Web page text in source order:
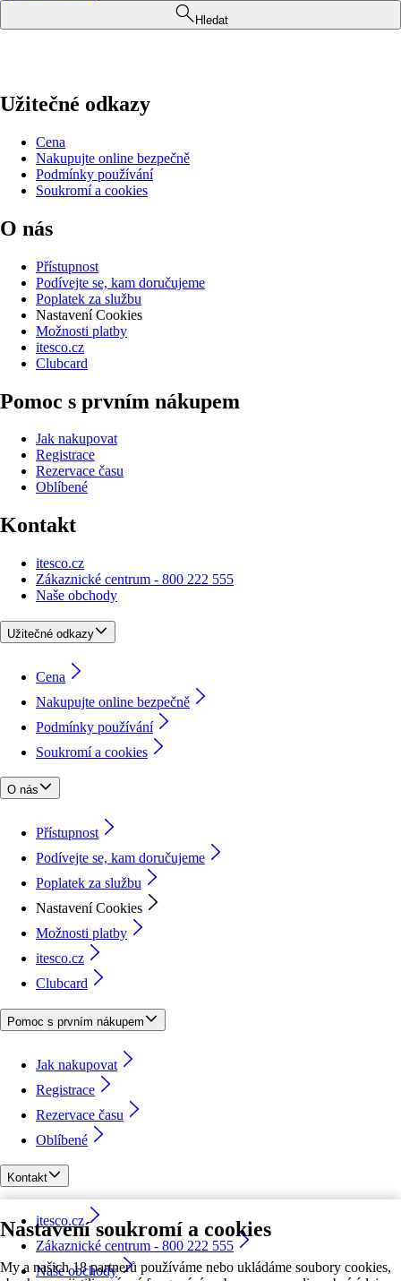
Nastavení soukromí a cookies
My a našich 18 partnerů používáme nebo ukládáme soubory cookies,
Hledat
Užitečné odkazy
Cena
Nakupujte online bezpečně
Podmínky používání
Soukromí a cookies
O nás
Přístupnost
Podívejte se, kam doručujeme
Poplatek za službu
Nastavení Cookies
Možnosti platby
itesco.cz
Clubcard
Pomoc s prvním nákupem
Jak nakupovat
Registrace
Rezervace času
Oblíbené
Kontakt
itesco.cz
Zákaznické centrum - 800 222 555
Naše obchody
Užitečné odkazy
Cena
Nakupujte online bezpečně
Podmínky používání
Soukromí a cookies
O nás
Přístupnost
Podívejte se, kam doručujeme
Poplatek za službu
Nastavení Cookies
Možnosti platby
itesco.cz
Clubcard
Pomoc s prvním nákupem
Jak nakupovat
Registrace
Rezervace času
Oblíbené
Kontakt
itesco.cz
Zákaznické centrum - 800 222 555
Naše obchody